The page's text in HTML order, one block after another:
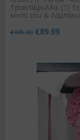
Τριαντάφυλλα. (1)
κουτί του &
€105.00 €89.99